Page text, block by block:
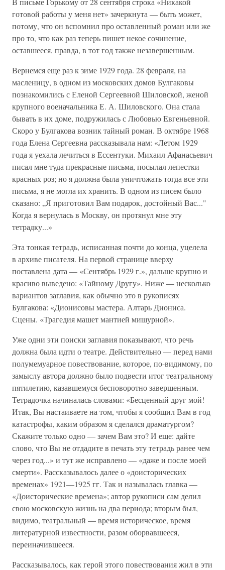
готовой работы у меня нет» зачеркнута — быть может,
потому, что он вспомнил про оставленный роман или же
про то, что как раз теперь пишет некое сочинение,
оставшееся, правда, в тот год также незавершенным.
Вернемся еще раз к зиме 1929 года. 28 февраля, на
масленицу, в одном из московских домов Булгаковы
познакомились с Еленой Сергеевной Шиловской, женой
крупного военачальника Е. А. Шиловского. Она стала
бывать в их доме, подружилась с Любовью Евгеньевной.
Скоро у Булгакова возник тайный роман. В октябре 1968
года Елена Сергеевна рассказывала нам: «Летом 1929
года я уехала лечиться в Ессентуки. Михаил Афанасьевич
писал мне туда прекрасные письма, посылал лепестки
красных роз; но я должна была уничтожать тогда все эти
письма, я не могла их хранить. В одном из писем было
сказано: „Я приготовил Вам подарок, достойный Вас..."
Когда я вернулась в Москву, он протянул мне эту
тетрадку...»
Эта тонкая тетрадь, исписанная почти до конца, уцелела
в архиве писателя. На первой странице вверху
поставлена дата — «Сентябрь 1929 г.», дальше крупно и
красиво выведено: «Тайному Другу». Ниже — несколько
вариантов заглавия, как обычно это в рукописях
Булгакова: «Дионисовы мастера. Алтарь Диониса.
Сцены. «Трагедия машет мантией мишурной».
Уже одни эти поиски заглавия показывают, что речь
должна была идти о театре. Действительно — перед нами
полумемуарное повествование, которое, по-видимому, по
замыслу автора должно было подвести итог театральному
пятилетию, казавшемуся бесповоротно завершенным.
Тетрадочка начиналась словами: «Бесценный друг мой!
Итак, Вы настаиваете на том, чтобы я сообщил Вам в год
катастрофы, каким образом я сделался драматургом?
Скажите только одно — зачем Вам это? И еще: дайте
слово, что Вы не отдадите в печать эту тетрадь ранее чем
через год...» и тут же исправлено — «даже и после моей
смерти». Рассказывалось далее о «доисторических
временах» 1921—1925 гг. Так и называлась главка —
«Доисторические времена»; автор рукописи сам делил
свою московскую жизнь на два периода; вторым был,
видимо, театральный — время историческое, время
литературной известности, разом оборвавшееся,
переиначившееся.
Рассказывалось, как герой этого повествования жил в эти